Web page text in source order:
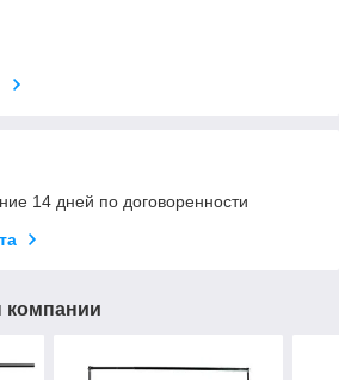
14 дней по договоренности